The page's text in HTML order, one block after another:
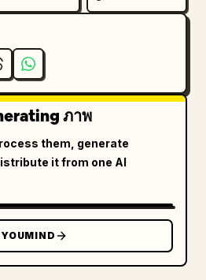
ภาพ
them, generate
it from one AI